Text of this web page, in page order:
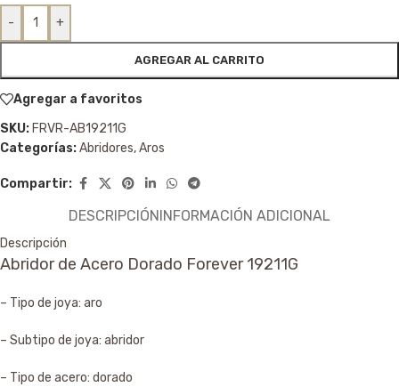
- +
AGREGAR AL CARRITO
Agregar a favoritos
SKU: FRVR-AB19211G
Categorías:Abridores,Aros
Compartir:
DESCRIPCIÓNINFORMACIÓN ADICIONAL
Descripción
Abridor de Acero Dorado Forever 19211G
– Tipo de joya: aro
– Subtipo de joya: abridor
– Tipo de acero: dorado